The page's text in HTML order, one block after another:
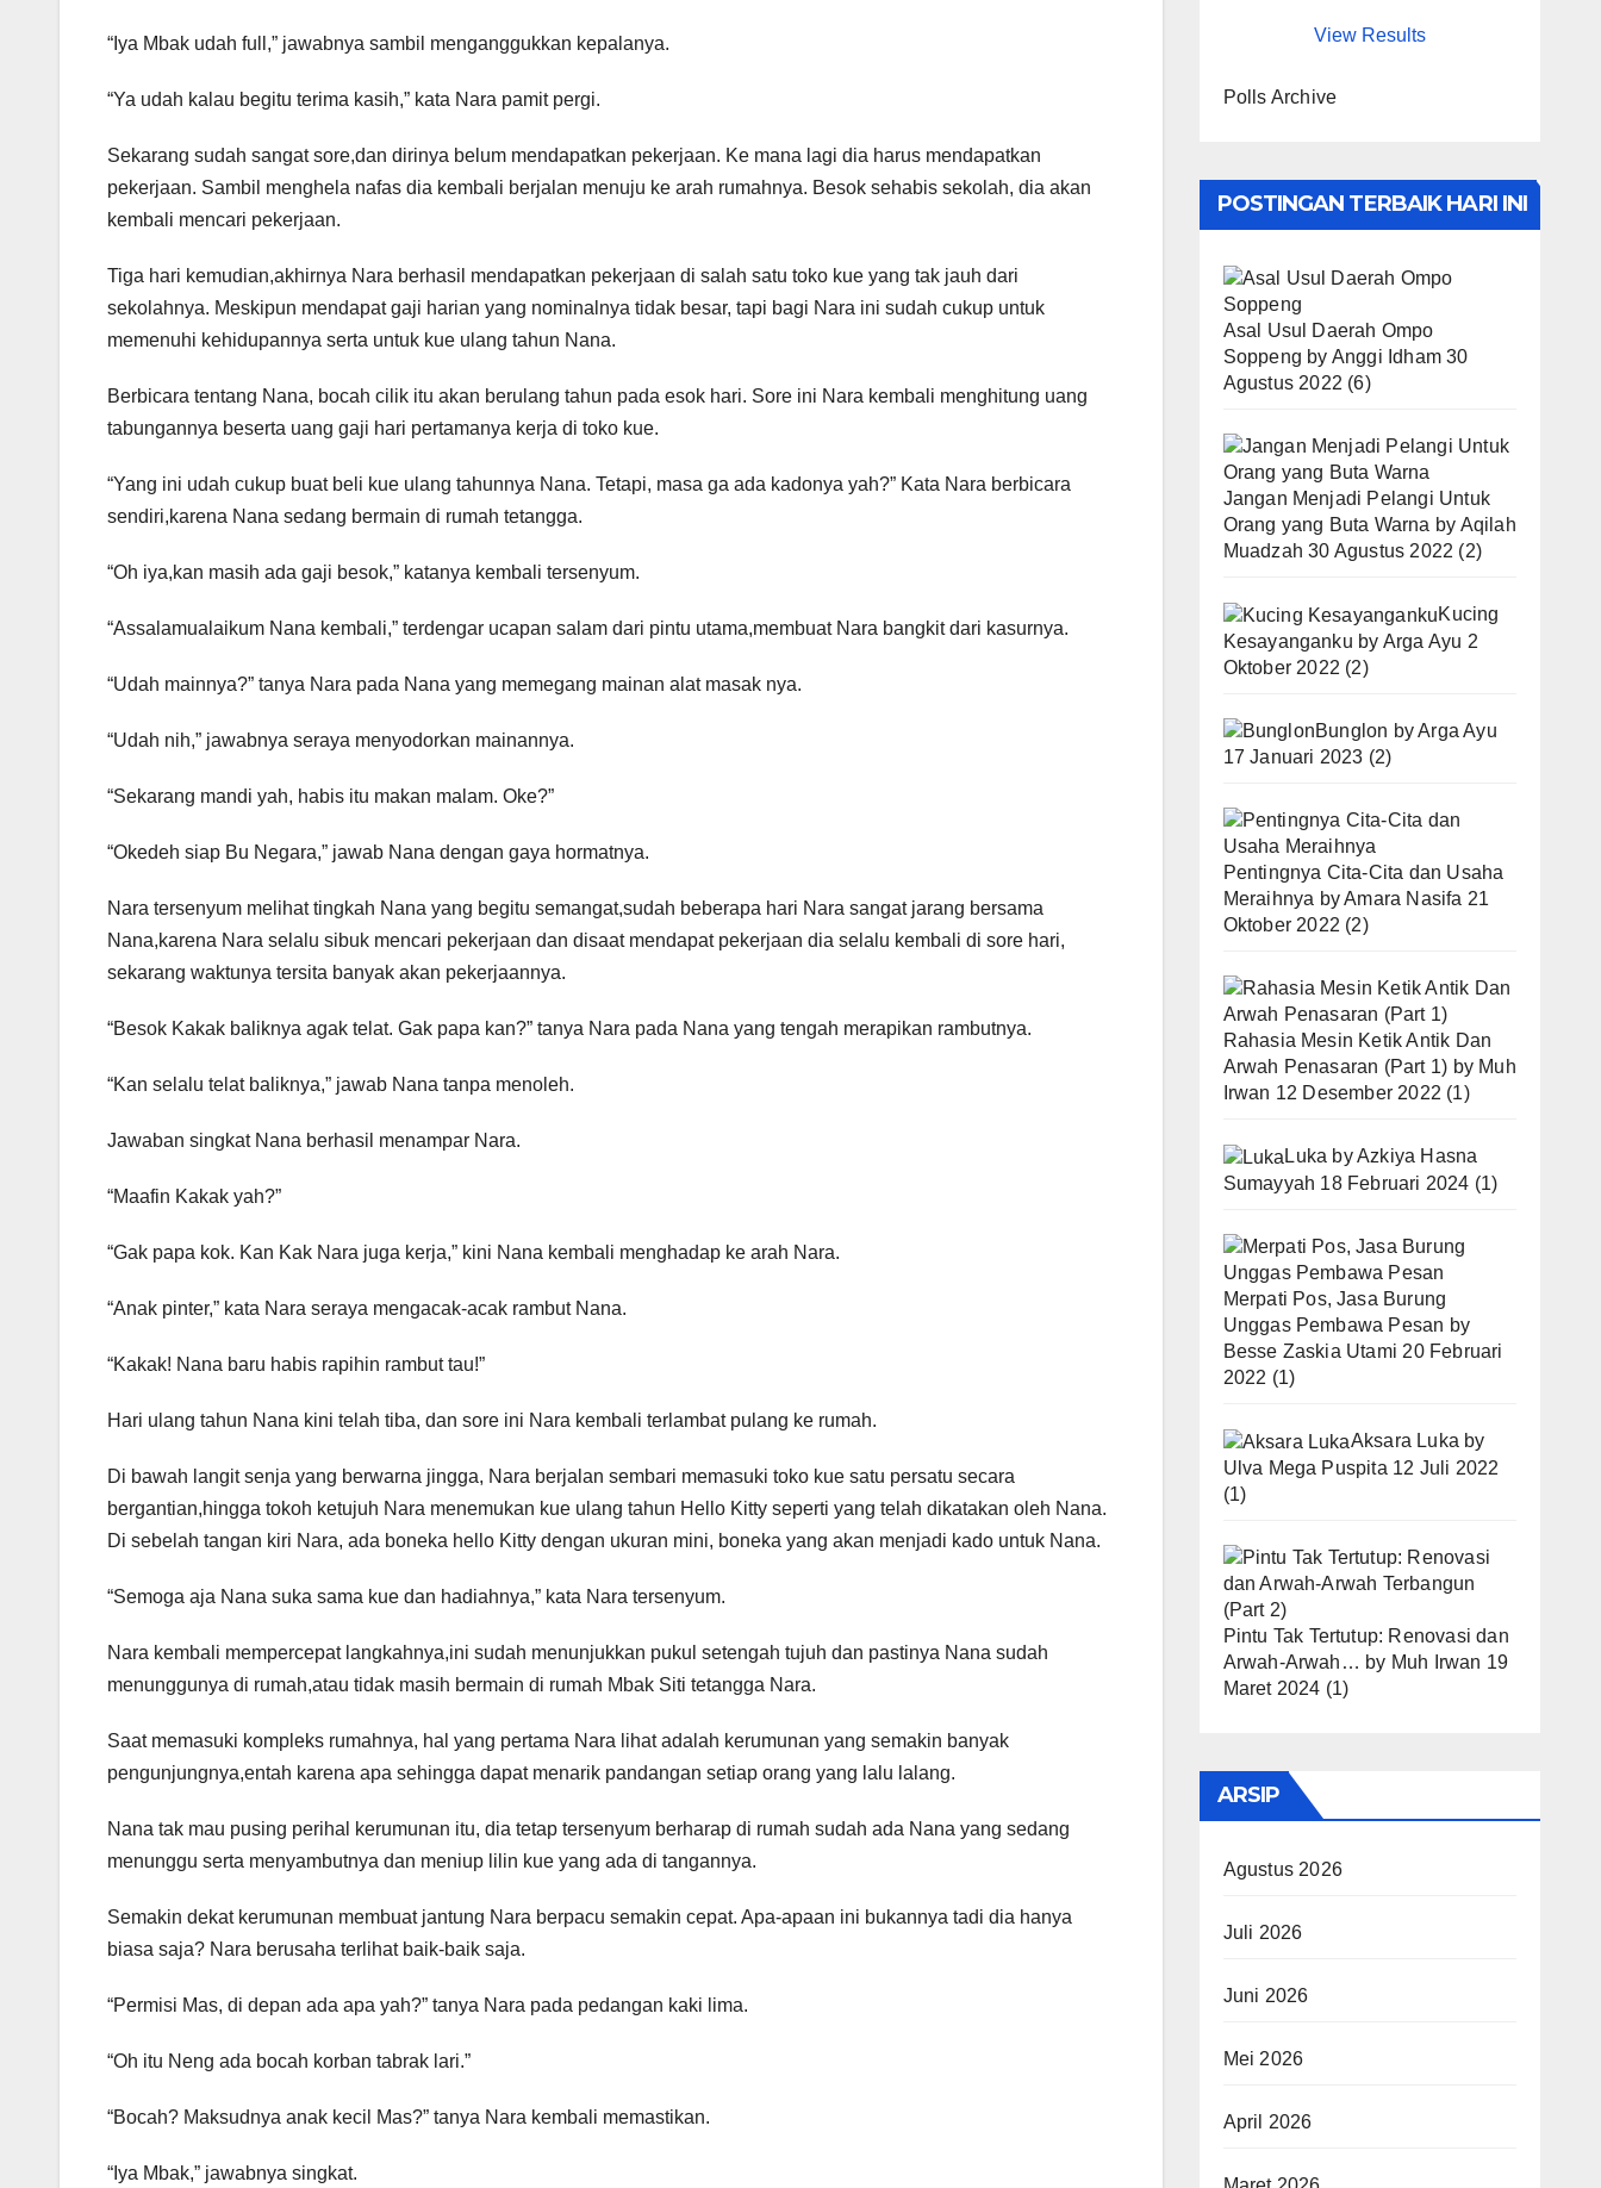
“Iya Mbak udah full,” jawabnya sambil menganggukkan kepalanya.
“Ya udah kalau begitu terima kasih,” kata Nara pamit pergi.
Sekarang sudah sangat sore,dan dirinya belum mendapatkan pekerjaan. Ke mana lagi dia harus mendapatkan
pekerjaan. Sambil menghela nafas dia kembali berjalan menuju ke arah rumahnya. Besok sehabis sekolah, dia akan
kembali mencari pekerjaan.
Tiga hari kemudian,akhirnya Nara berhasil mendapatkan pekerjaan di salah satu toko kue yang tak jauh dari
sekolahnya. Meskipun mendapat gaji harian yang nominalnya tidak besar, tapi bagi Nara ini sudah cukup untuk
memenuhi kehidupannya serta untuk kue ulang tahun Nana.
Berbicara tentang Nana, bocah cilik itu akan berulang tahun pada esok hari. Sore ini Nara kembali menghitung uang
tabungannya beserta uang gaji hari pertamanya kerja di toko kue.
“Yang ini udah cukup buat beli kue ulang tahunnya Nana. Tetapi, masa ga ada kadonya yah?” Kata Nara berbicara
sendiri,karena Nana sedang bermain di rumah tetangga.
“Oh iya,kan masih ada gaji besok,” katanya kembali tersenyum.
“Assalamualaikum Nana kembali,” terdengar ucapan salam dari pintu utama,membuat Nara bangkit dari kasurnya.
“Udah mainnya?” tanya Nara pada Nana yang memegang mainan alat masak nya.
“Udah nih,” jawabnya seraya menyodorkan mainannya.
“Sekarang mandi yah, habis itu makan malam. Oke?”
“Okedeh siap Bu Negara,” jawab Nana dengan gaya hormatnya.
Nara tersenyum melihat tingkah Nana yang begitu semangat,sudah beberapa hari Nara sangat jarang bersama
Nana,karena Nara selalu sibuk mencari pekerjaan dan disaat mendapat pekerjaan dia selalu kembali di sore hari,
sekarang waktunya tersita banyak akan pekerjaannya.
“Besok Kakak baliknya agak telat. Gak papa kan?” tanya Nara pada Nana yang tengah merapikan rambutnya.
“Kan selalu telat baliknya,” jawab Nana tanpa menoleh.
Jawaban singkat Nana berhasil menampar Nara.
“Maafin Kakak yah?”
“Gak papa kok. Kan Kak Nara juga kerja,” kini Nana kembali menghadap ke arah Nara.
“Anak pinter,” kata Nara seraya mengacak-acak rambut Nana.
“Kakak! Nana baru habis rapihin rambut tau!”
Hari ulang tahun Nana kini telah tiba, dan sore ini Nara kembali terlambat pulang ke rumah.
Di bawah langit senja yang berwarna jingga, Nara berjalan sembari memasuki toko kue satu persatu secara
bergantian,hingga tokoh ketujuh Nara menemukan kue ulang tahun Hello Kitty seperti yang telah dikatakan oleh Nana.
Di sebelah tangan kiri Nara, ada boneka hello Kitty dengan ukuran mini, boneka yang akan menjadi kado untuk Nana.
“Semoga aja Nana suka sama kue dan hadiahnya,” kata Nara tersenyum.
Nara kembali mempercepat langkahnya,ini sudah menunjukkan pukul setengah tujuh dan pastinya Nana sudah
menunggunya di rumah,atau tidak masih bermain di rumah Mbak Siti tetangga Nara.
Saat memasuki kompleks rumahnya, hal yang pertama Nara lihat adalah kerumunan yang semakin banyak
pengunjungnya,entah karena apa sehingga dapat menarik pandangan setiap orang yang lalu lalang.
Nana tak mau pusing perihal kerumunan itu, dia tetap tersenyum berharap di rumah sudah ada Nana yang sedang
menunggu serta menyambutnya dan meniup lilin kue yang ada di tangannya.
Semakin dekat kerumunan membuat jantung Nara berpacu semakin cepat. Apa-apaan ini bukannya tadi dia hanya
biasa saja? Nara berusaha terlihat baik-baik saja.
“Permisi Mas, di depan ada apa yah?” tanya Nara pada pedangan kaki lima.
“Oh itu Neng ada bocah korban tabrak lari.”
“Bocah? Maksudnya anak kecil Mas?” tanya Nara kembali memastikan.
“Iya Mbak,” jawabnya singkat.
View Results
Polls Archive
POSTINGAN TERBAIK HARI INI
Asal Usul Daerah Ompo
Soppeng by Anggi Idham 30
Agustus 2022 (6)
Jangan Menjadi Pelangi Untuk
Orang yang Buta Warna by Aqilah
Muadzah 30 Agustus 2022 (2)
Kucing
Kesayanganku by Arga Ayu 2
Oktober 2022 (2)
Bunglon byArga Ayu
17 Januari 2023 (2)
Pentingnya Cita-Cita dan Usaha
Meraihnya byAmara Nasifa 21
Oktober 2022 (2)
Rahasia Mesin Ketik Antik Dan
Arwah Penasaran (Part 1) by Muh
Irwan 12 Desember 2022 (1)
Luka byAzkiya Hasna
Sumayyah 18 Februari 2024 (1)
Merpati Pos, Jasa Burung
Unggas Pembawa Pesan by
Besse Zaskia Utami 20 Februari
2022 (1)
Aksara Luka by
Ulva Mega Puspita 12 Juli 2022
(1)
Pintu Tak Tertutup: Renovasi dan
Arwah-Arwah… by Muh Irwan 19
Maret 2024 (1)
ARSIP
Agustus 2026
Juli 2026
Juni 2026
Mei 2026
April 2026